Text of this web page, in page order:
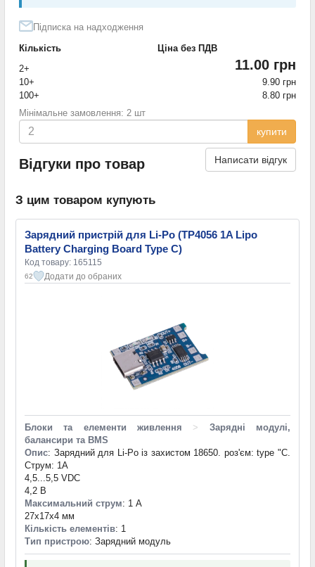
Підписка на надходження
Кількість
Ціна без ПДВ
2+
11.00 грн
10+
9.90 грн
100+
8.80 грн
Мінімальне замовлення: 2 шт
купити
Відгуки про товар Написати відгук
З цим товаром купують
Зарядний пристрій для Li-Po (TP4056 1A Lipo
Battery Charging Board Type C)
Код товару: 165115
62 Додати до обраних
Блоки та елементи живлення >
Зарядні модулі,
балансири та BMS
Опис: Зарядний для Li-Po із захистом 18650. роз'єм: type "C.
Струм: 1А
4,5...5,5 VDC
4,2 В
Максимальний струм: 1 А
27x17x4 мм
Кількість елементів: 1
Тип пристрою: Зарядний модуль